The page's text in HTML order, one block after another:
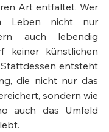
Art entfaltet. Wer
Leben nicht nur
auch lebendig
keiner künstlichen
entsteht
die nicht nur das
sondern wie
auch das Umfeld